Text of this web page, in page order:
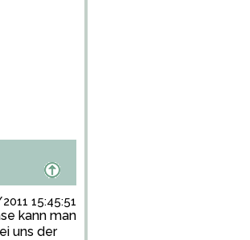
15:45:51
kann man
uns der